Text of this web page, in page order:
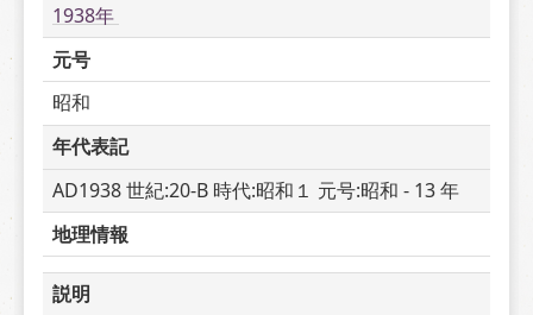
1938年
元号
昭和
年代表記
AD1938 世紀:20-B 時代:昭和１ 元号:昭和 - 13 年
地理情報
説明